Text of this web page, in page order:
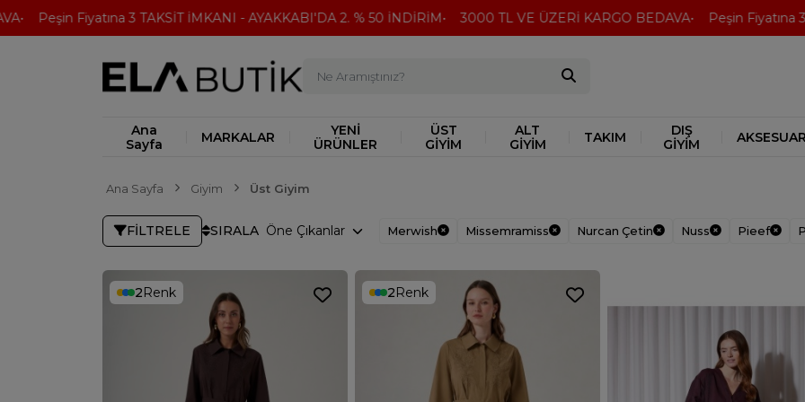
3 TAKSİT İMKANI - AYAKKABI'DA 2. % 50 İNDİRİM 3000 TL VE ÜZERİ KARGO BEDAVA Peşin Fiyatına 3 TAKSİT
Ana
Sayfa
MARKALAR
YENİ
ÜRÜNLER
ÜST
GİYİM
ALT
GİYİM
TAKIM
DIŞ
GİYİM
AKSESUAR
Ana Sayfa Giyim Üst Giyim
FILTRELE SIRALA Merwish Missemramiss Nurcan Çetin Nuss Pieef
2Renk 2Renk